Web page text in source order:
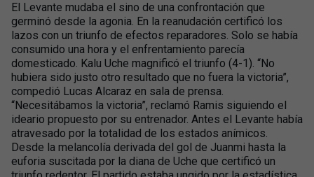
El Levante mudaba el sino de una confrontación que
germinó desde la agonia. En la reanudación certificó los
lazos con un triunfo de efectos reparadores. Solo se había
consumido una hora y el enfrentamiento parecía
domesticado. Kalu Uche magnificó el triunfo (4-1). “No
hubiera sido justo otro resultado que no fuera la victoria”,
compedió Lucas Alcaraz en sala de prensa.
“Necesitábamos la victoria”, reclamó Ramis siguiendo el
ideario propuesto por su entrenador. Antes el Levante había
atravesado por la totalidad de los estados anímicos.
Desde la melancolía derivada del gol de Juanmi hasta la
euforia suscitada por la diana de Uche que certificó un